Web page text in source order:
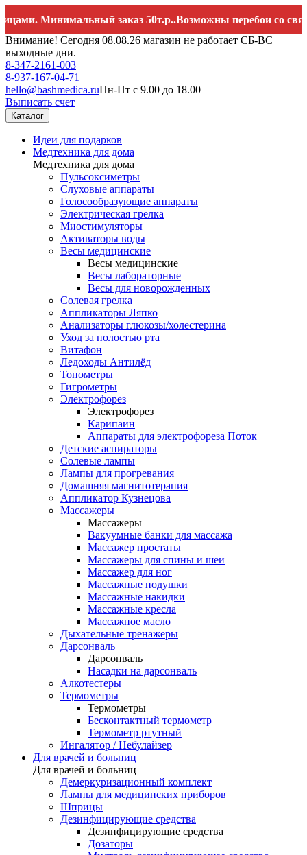
заказ 50т.р..Возможны перебои со связью.
Внимание! Сегодня 08.08.26 магазин не работает СБ-ВС
выходные дни.
8-347-2161-003
8-937-167-04-71
hello@bashmedica.ruПн-Пт с 9.00 до 18.00
Выписать счет
Каталог
Идеи для подарков
Медтехника для дома
Медтехника для дома
Пульсоксиметры
Слуховые аппараты
Голосообразующие аппараты
Электрическая грелка
Миостимуляторы
Активаторы воды
Весы медицинские
Весы медицинские
Весы лабораторные
Весы для новорожденных
Солевая грелка
Аппликаторы Ляпко
Анализаторы глюкозы/холестерина
Уход за полостью рта
Витафон
Ледоходы Антилёд
Тонометры
Гигрометры
Электрофорез
Электрофорез
Карипаин
Аппараты для электрофореза Поток
Детские аспираторы
Солевые лампы
Лампы для прогревания
Домашняя магнитотерапия
Аппликатор Кузнецова
Массажеры
Массажеры
Вакуумные банки для массажа
Массажер простаты
Массажеры для спины и шеи
Массажер для ног
Массажные подушки
Массажные накидки
Массажные кресла
Массажное масло
Дыхательные тренажеры
Дарсонваль
Дарсонваль
Насадки на дарсонваль
Алкотестеры
Термометры
Термометры
Бесконтактный термометр
Термометр ртутный
Ингалятор / Небулайзер
Для врачей и больниц
Для врачей и больниц
Демеркуризационный комплект
Лампы для медицинских приборов
Шприцы
Дезинфицирующие средства
Дезинфицирующие средства
Дозаторы